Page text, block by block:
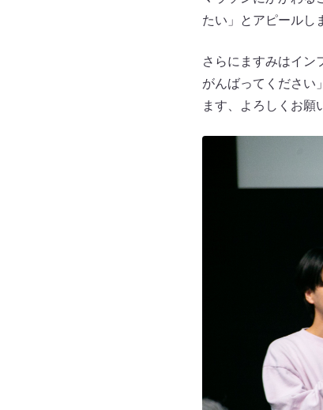
たい」とアピールし
さらにますみはイン
がんばってください
ます、よろしくお願